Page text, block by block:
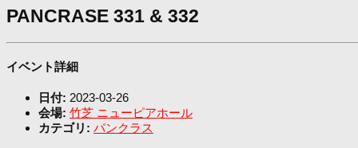
PANCRASE 331 & 332
イベント詳細
日付: 2023-03-26
会場: 竹芝 ニューピアホール
カテゴリ: パンクラス